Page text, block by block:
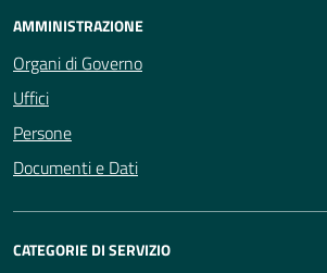
AMMINISTRAZIONE
Organi di Governo
Uffici
Persone
Documenti e Dati
CATEGORIE DI SERVIZIO